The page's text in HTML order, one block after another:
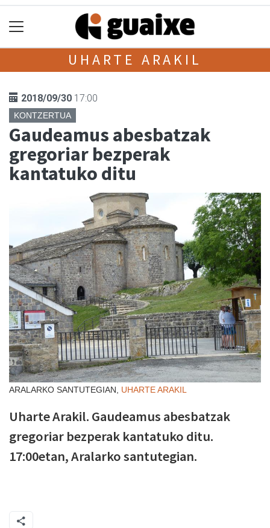
UHARTE ARAKIL
2018/09/30 17:00
KONTZERTUA
Gaudeamus abesbatzak
gregoriar bezperak
kantatuko ditu
ARALARKO SANTUTEGIAN, UHARTE ARAKIL
Uharte Arakil. Gaudeamus abesbatzak
gregoriar bezperak kantatuko ditu.
17:00etan, Aralarko santutegian.